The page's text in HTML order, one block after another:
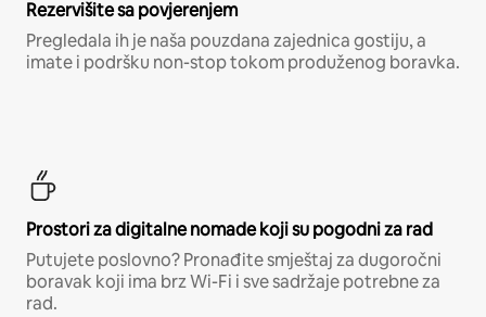
Rezervišite sa povjerenjem
Pregledala ih je naša pouzdana zajednica gostiju, a
imate i podršku non-stop tokom produženog boravka.
Prostori za digitalne nomade koji su pogodni za rad
Putujete poslovno? Pronađite smještaj za dugoročni
boravak koji ima brz Wi-Fi i sve sadržaje potrebne za
rad.